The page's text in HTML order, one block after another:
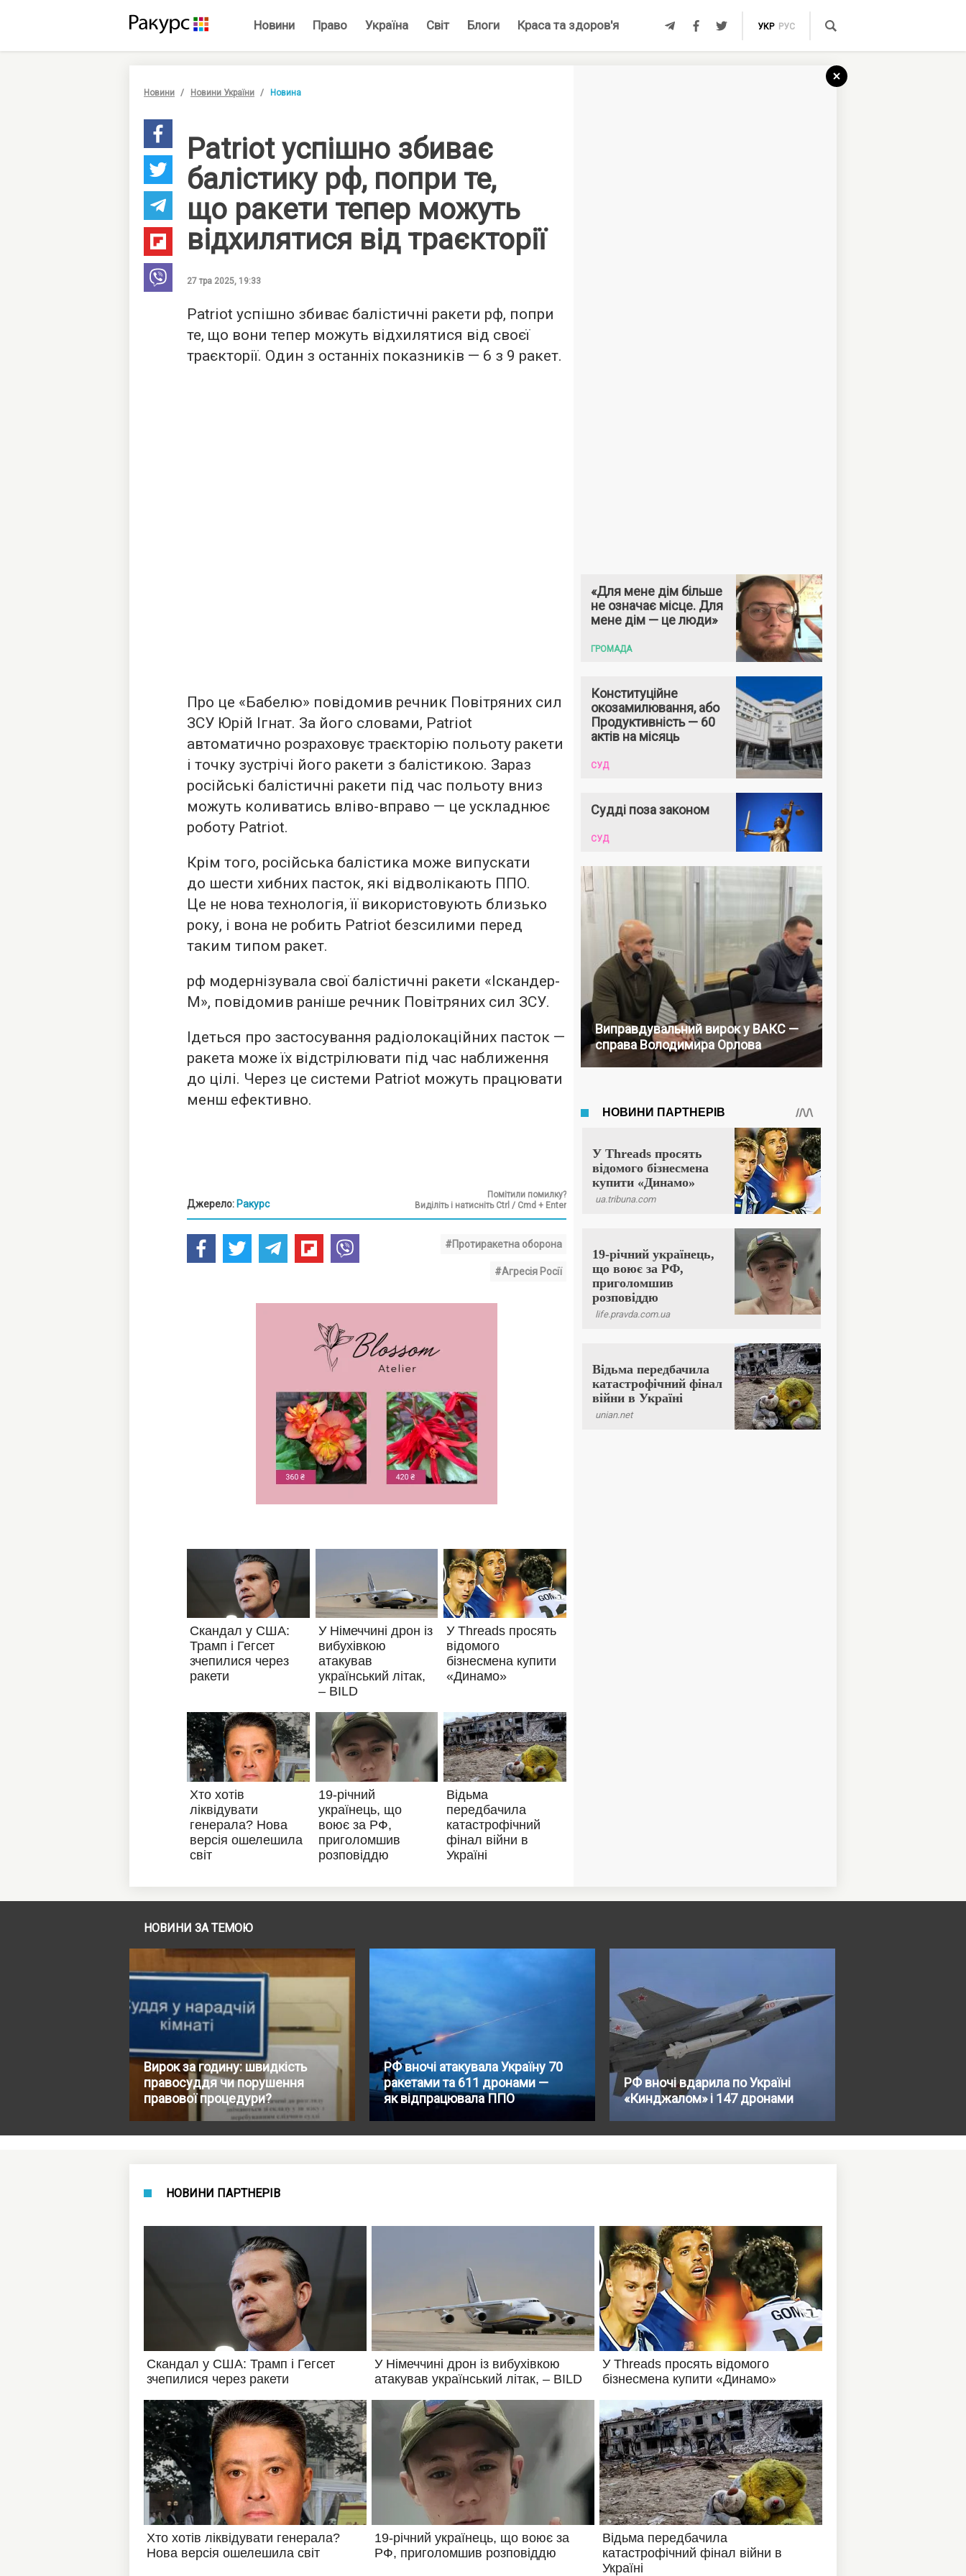
Новини Право Україна Світ Блоги Краса та здоров'я УКР РУС
Новини Новини України Новина
Patriot успішно збиває
балістику рф, попри те,
що ракети тепер можуть
відхилятися від траєкторії
27 тра 2025, 19:33
Patriot успішно збиває балістичні ракети рф, попри
те, що вони тепер можуть відхилятися від своєї
траєкторії. Один з останніх показників — 6 з 9 ракет.
Про це «Бабелю» повідомив речник Повітряних сил
ЗСУ Юрій Ігнат. За його словами, Patriot
автоматично розраховує траєкторію польоту ракети
і точку зустрічі його ракети з балістикою. Зараз
російські балістичні ракети під час польоту вниз
можуть коливатись вліво-вправо — це ускладнює
роботу Patriot.
Крім того, російська балістика може випускати
до шести хибних пасток, які відволікають ППО.
Це не нова технологія, її використовують близько
року, і вона не робить Patriot безсилими перед
таким типом ракет.
рф модернізувала свої балістичні ракети «Іскандер-
М», повідомив раніше речник Повітряних сил ЗСУ.
Ідеться про застосування радіолокаційних пасток —
ракета може їх відстрілювати під час наближення
до цілі. Через це системи Patriot можуть працювати
менш ефективно.
Джерело: Ракурс
Помітили помилку?
Виділіть і натисніть Ctrl / Cmd + Enter
#Протиракетна оборона
#Агресія Росії
«Для мене дім більше
не означає місце. Для
мене дім — це люди»
ГРОМАДА
Конституційне
окозамилювання, або
Продуктивність — 60
актів на місяць
СУД
Судді поза законом
СУД
Виправдувальний вирок у ВАКС —
справа Володимира Орлова
НОВИНИ ЗА ТЕМОЮ
Вирок за годину: швидкість
правосуддя чи порушення
правової процедури?
РФ вночі атакувала Україну 70
ракетами та 611 дронами —
як відпрацювала ППО
РФ вночі вдарила по Україні
«Кинджалом» і 147 дронами
НОВИНИ ПАРТНЕРІВ